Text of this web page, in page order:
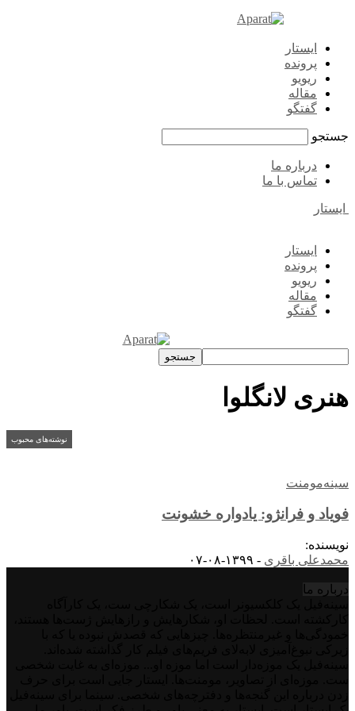
ایستار
پرونده
ریویو
مقاله
گفتگو
جستجو
درباره ما
تماس با ما
ایستار
ایستار
پرونده
ریویو
مقاله
گفتگو
هنری لانگلوا
نوشته‌های محبوب
سینه‌مومنت
فویاد و فرانژو: یادواره خشونت
نویسنده:
محمدعلی باقری - ۱۳۹۹-۰۸-۰۷
درباره‌ ما